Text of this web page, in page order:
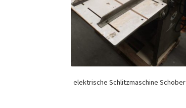
elektrische Schlitzmaschine Schober